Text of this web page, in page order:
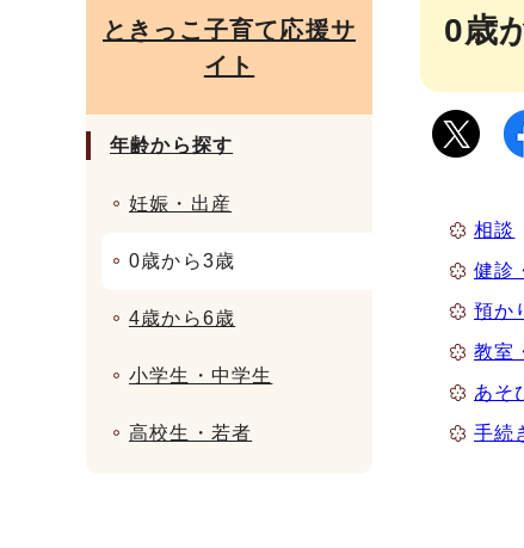
0歳
相談
健診
預か
教室
あそ
手続
ときっこ子育て応援サ
イト
年齢から探す
妊娠・出産
0歳から3歳
4歳から6歳
小学生・中学生
高校生・若者